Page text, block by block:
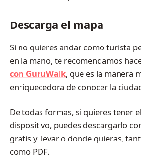
Descarga el mapa
Si no quieres andar como turista
en la mano, te recomendamos
con GuruWalk, que es la manera
enriquecedora de conocer la
De todas formas, si quieres tener
dispositivo, puedes descargarlo
gratis y llevarlo donde quieras,
como PDF.